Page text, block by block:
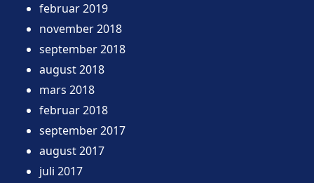
februar 2019
november 2018
september 2018
august 2018
mars 2018
februar 2018
september 2017
august 2017
juli 2017